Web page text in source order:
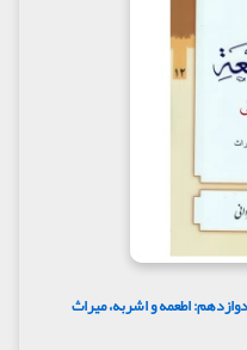
اطعمه و اشربه، میراث